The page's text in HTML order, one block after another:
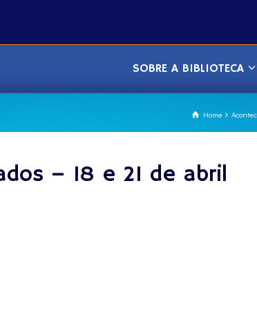
SOBRE A BIBLIOTECA
Home
– 18 e 21 de abril